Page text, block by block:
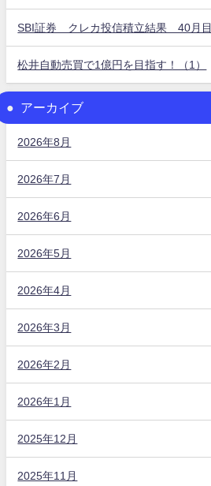
SBI証券 クレカ投信積立結果 40月目
松井自動売買で1億円を目指す！（1）
アーカイブ
2026年8月
2026年7月
2026年6月
2026年5月
2026年4月
2026年3月
2026年2月
2026年1月
2025年12月
2025年11月